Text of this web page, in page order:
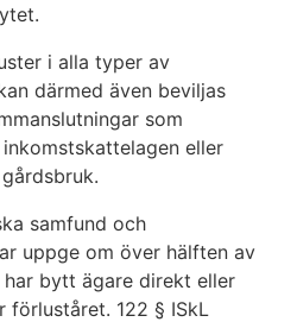
i alla typer av
därmed även beviljas
som
eller
samfund och
uppge om över hälften av
bytt ägare direkt eller
förluståret. 122 § ISkL